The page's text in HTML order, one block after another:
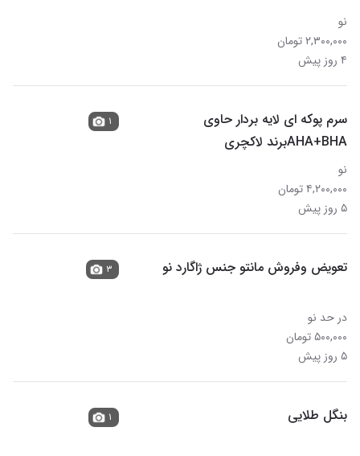
نو
۲,۳۰۰,۰۰۰ تومان
۴ روز پیش
سرم پوکه ای لایه بردار حاوی
AHA+BHAبرند لاکچری
نو
۴,۲۰۰,۰۰۰ تومان
۵ روز پیش
۱
تعویض وفروش مانتو جنس ژاگارد نو
در حد نو
۵۰۰,۰۰۰ تومان
۵ روز پیش
۳
بنگل طلایی ۱